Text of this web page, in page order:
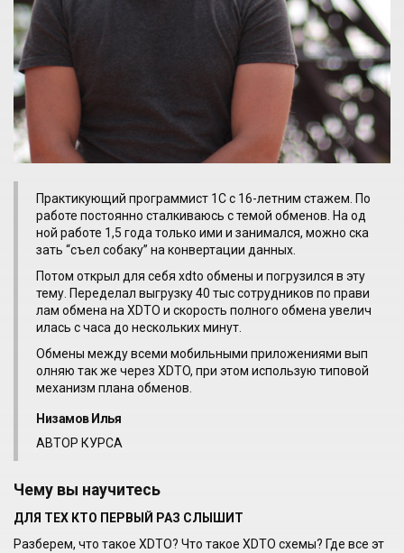
Практикующий программист 1С с 16-летним стажем. По
работе постоянно сталкиваюсь с темой обменов. На од
ной работе 1,5 года только ими и занимался, можно ска
зать “съел собаку” на конвертации данных.
Потом открыл для себя xdto обмены и погрузился в эту
тему. Переделал выгрузку 40 тыс сотрудников по прави
лам обмена на XDTO и скорость полного обмена увелич
илась с часа до нескольких минут.
Обмены между всеми мобильными приложениями вып
олняю так же через XDTO, при этом использую типовой
механизм плана обменов.
Низамов Илья
АВТОР КУРСА
Чему вы научитесь
ДЛЯ ТЕХ КТО ПЕРВЫЙ РАЗ СЛЫШИТ
Разберем, что такое XDTO? Что такое XDTO схемы? Где все эт